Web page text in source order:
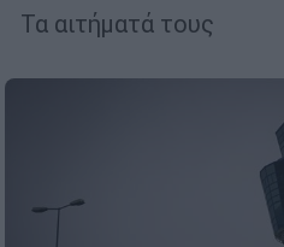
Τα αιτήματά τους